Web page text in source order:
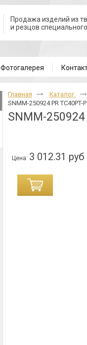
Продажа изделий из
и резцов
Фотогалерея
Главная
Каталог
SNMM-250924 PR TC40PT-P
SNMM-250924
Цена: 3 012.31 руб